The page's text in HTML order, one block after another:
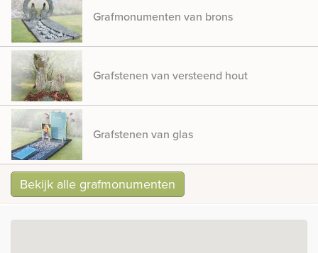
Grafmonumenten van brons
Grafstenen van versteend hout
Grafstenen van glas
Bekijk alle grafmonumenten